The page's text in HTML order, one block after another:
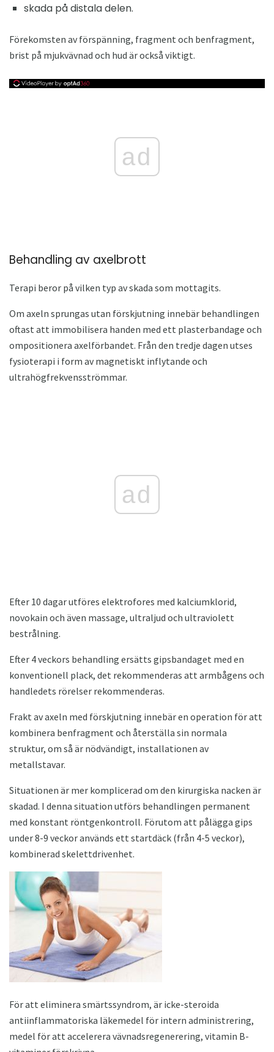
skada på distala delen.
Förekomsten av förspänning, fragment och benfragment,
brist på mjukvävnad och hud är också viktigt.
ad
Behandling av axelbrott
Terapi beror på vilken typ av skada som mottagits.
Om axeln sprungas utan förskjutning innebär behandlingen
oftast att immobilisera handen med ett plasterbandage och
ompositionera axelförbandet. Från den tredje dagen utses
fysioterapi i form av magnetiskt inflytande och
ultrahögfrekvensströmmar.
ad
Efter 10 dagar utföres elektrofores med kalciumklorid,
novokain och även massage, ultraljud och ultraviolett
bestrålning.
Efter 4 veckors behandling ersätts gipsbandaget med en
konventionell plack, det rekommenderas att armbågens och
handledets rörelser rekommenderas.
Frakt av axeln med förskjutning innebär en operation för att
kombinera benfragment och återställa sin normala
struktur, om så är nödvändigt, installationen av
metallstavar.
Situationen är mer komplicerad om den kirurgiska nacken är
skadad. I denna situation utförs behandlingen permanent
med konstant röntgenkontroll. Förutom att pålägga gips
under 8-9 veckor används ett startdäck (från 4-5 veckor),
kombinerad skelettdrivenhet.
För att eliminera smärtssyndrom, är icke-steroida
antiinflammatoriska läkemedel för intern administrering,
medel för att accelerera vävnadsregenerering, vitamin B-